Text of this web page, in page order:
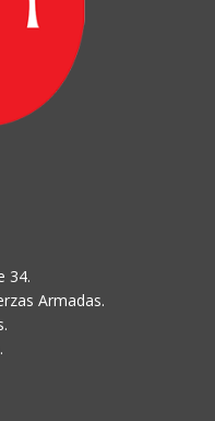
34.
Armadas.